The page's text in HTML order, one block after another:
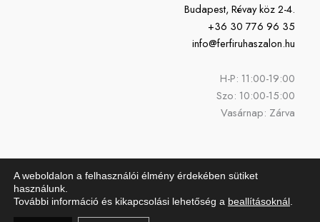
Budapest, Révay köz 2-4.
+36 30 776 96 35
info@ferfiruhaszalon.hu
H-P: 11:00-19:00
Szo: 10:00-15:00
Vasárnap: Zárva
Copyright © 2026 Férfi Ruhaszalon | Powered by Férfi Ruhaszalon
A weboldalon a felhasználói élmény érdekében sütiket
használunk.
További információ és kikapcsolási lehetőség a beallításoknál